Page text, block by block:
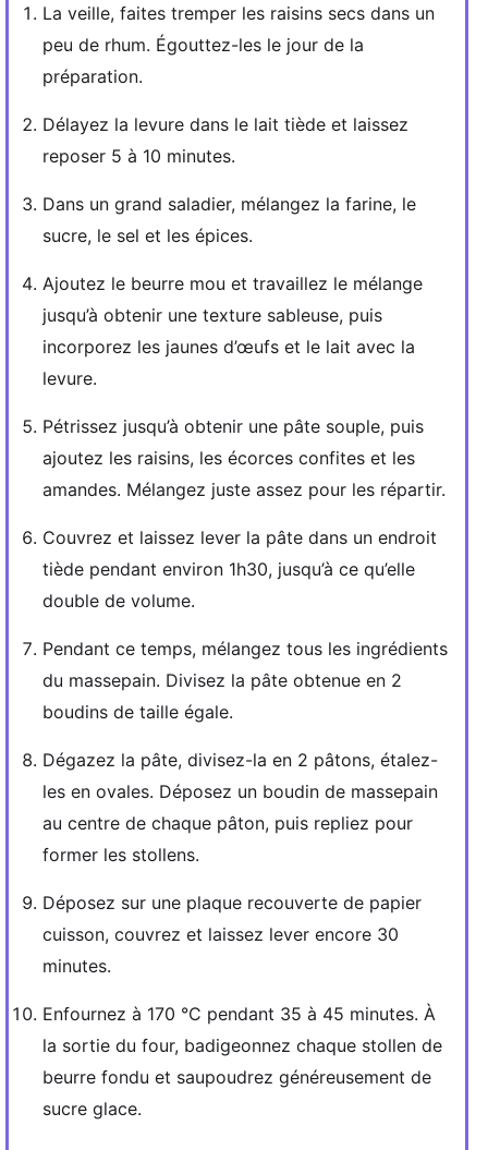
La veille, faites tremper les raisins secs dans un
peu de rhum. Égouttez-les le jour de la
préparation.
Délayez la levure dans le lait tiède et laissez
reposer 5 à 10 minutes.
Dans un grand saladier, mélangez la farine, le
sucre, le sel et les épices.
Ajoutez le beurre mou et travaillez le mélange
jusqu’à obtenir une texture sableuse, puis
incorporez les jaunes d’œufs et le lait avec la
levure.
Pétrissez jusqu’à obtenir une pâte souple, puis
ajoutez les raisins, les écorces confites et les
amandes. Mélangez juste assez pour les répartir.
Couvrez et laissez lever la pâte dans un endroit
tiède pendant environ 1h30, jusqu’à ce qu’elle
double de volume.
Pendant ce temps, mélangez tous les ingrédients
du massepain. Divisez la pâte obtenue en 2
boudins de taille égale.
Dégazez la pâte, divisez-la en 2 pâtons, étalez-
les en ovales. Déposez un boudin de massepain
au centre de chaque pâton, puis repliez pour
former les stollens.
Déposez sur une plaque recouverte de papier
cuisson, couvrez et laissez lever encore 30
minutes.
Enfournez à 170 °C pendant 35 à 45 minutes. À
la sortie du four, badigeonnez chaque stollen de
beurre fondu et saupoudrez généreusement de
sucre glace.